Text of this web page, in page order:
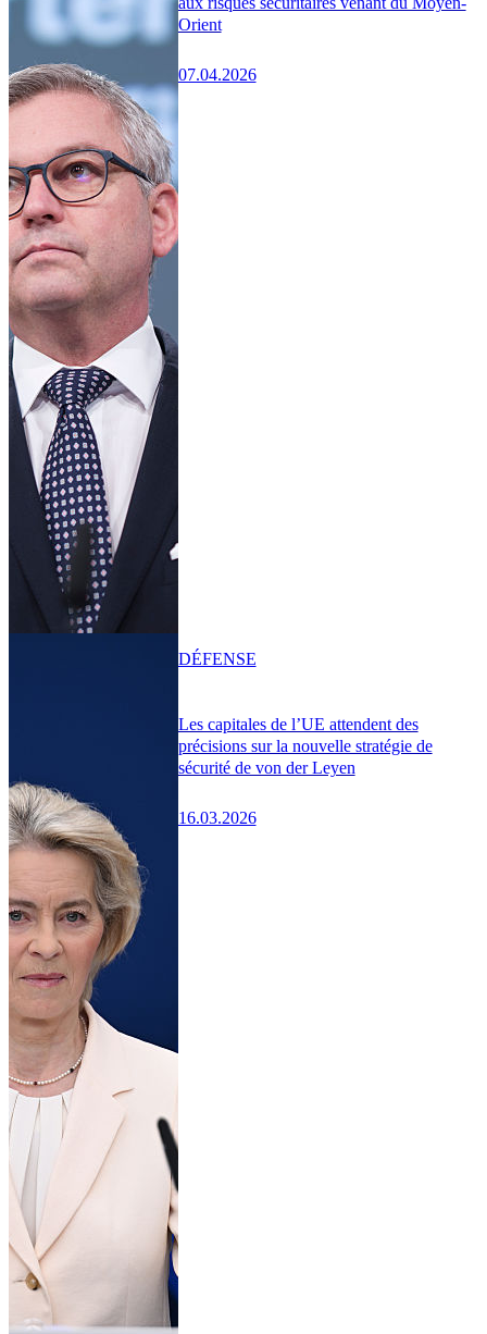
Orient
07.04.2026
Les capitales de l’UE attendent des
précisions sur la nouvelle stratégie de
sécurité de von der Leyen
16.03.2026
DÉFENSE